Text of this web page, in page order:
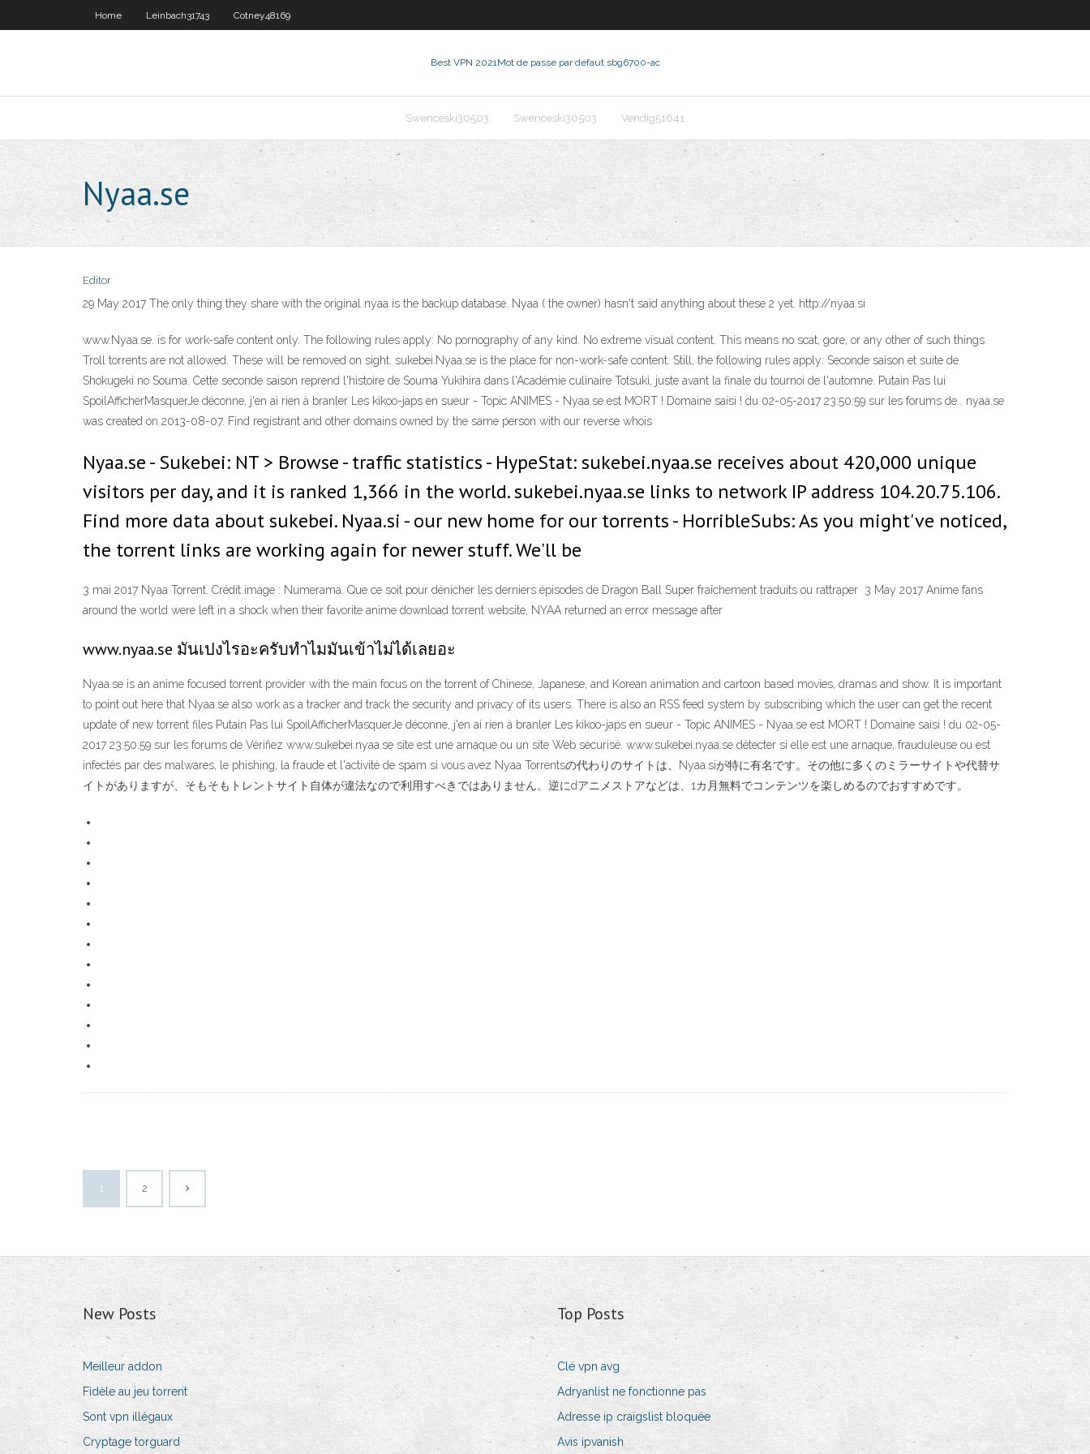
Home Leinbach31743 Cotney48169
Best VPN 2021Mot de passe par défaut sbg6700-ac
Swenceski30503 Swenceski30503 Vendig51641
Nyaa.se
Editor
29 May 2017 The only thing they share with the original nyaa is the backup database. Nyaa ( the owner) hasn't said anything about these 2 yet. http://nyaa.si
www.Nyaa.se. is for work-safe content only. The following rules apply: No pornography of any kind. No extreme visual content. This means no scat, gore, or any other of such things.
Troll torrents are not allowed. These will be removed on sight. sukebei.Nyaa.se is the place for non-work-safe content. Still, the following rules apply: Seconde saison et suite de
Shokugeki no Souma. Cette seconde saison reprend l'histoire de Souma Yukihira dans l'Académie culinaire Totsuki, juste avant la finale du tournoi de l'automne. Putain Pas lui
SpoilAfficherMasquerJe déconne, j'en ai rien à branler Les kikoo-japs en sueur - Topic ANIMES - Nyaa.se est MORT ! Domaine saisi ! du 02-05-2017 23:50:59 sur les forums de . nyaa.se
was created on 2013-08-07. Find registrant and other domains owned by the same person with our reverse whois
Nyaa.se - Sukebei: NT > Browse - traffic statistics - HypeStat: sukebei.nyaa.se receives about 420,000 unique
visitors per day, and it is ranked 1,366 in the world. sukebei.nyaa.se links to network IP address 104.20.75.106.
Find more data about sukebei. Nyaa.si - our new home for our torrents - HorribleSubs: As you might've noticed,
the torrent links are working again for newer stuff. We'll be
3 mai 2017 Nyaa Torrent. Crédit image : Numerama. Que ce soit pour dénicher les derniers épisodes de Dragon Ball Super fraîchement traduits ou rattraper 3 May 2017 Anime fans
around the world were left in a shock when their favorite anime download torrent website, NYAA returned an error message after
www.nyaa.se มันเปงไรอะครับทำไมมันเข้าไม่ได้เลยอะ
Nyaa.se is an anime focused torrent provider with the main focus on the torrent of Chinese, Japanese, and Korean animation and cartoon based movies, dramas and show. It is important
to point out here that Nyaa.se also work as a tracker and track the security and privacy of its users. There is also an RSS feed system by subscribing which the user can get the recent
update of new torrent files Putain Pas lui SpoilAfficherMasquerJe déconne, j'en ai rien à branler Les kikoo-japs en sueur - Topic ANIMES - Nyaa.se est MORT ! Domaine saisi ! du 02-05-
2017 23:50:59 sur les forums de Vérifiez www.sukebei.nyaa.se site est une arnaque ou un site Web sécurisé. www.sukebei.nyaa.se détecter si elle est une arnaque, frauduleuse ou est
infectés par des malwares, le phishing, la fraude et l'activité de spam si vous avez Nyaa Torrentsの代わりのサイトは、Nyaa.siが特に有名です。その他に多くのミラーサイトや代替サ
イトがありますが、そもそもトレントサイト自体が違法なので利用すべきではありません。逆にdアニメストアなどは、1カ月無料でコンテンツを楽しめるのでおすすめです。
1 2
New Posts
Meilleur addon
Fidèle au jeu torrent
Sont vpn illégaux
Cryptage torguard
Top Posts
Clé vpn avg
Adryanlist ne fonctionne pas
Adresse ip craigslist bloquée
Avis ipvanish